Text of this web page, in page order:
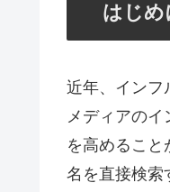
はじめ
近年、インフ
メディアの
を高めるこ
名を直接検索